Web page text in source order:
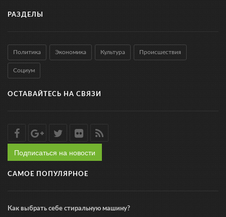
РАЗДЕЛЫ
Политика Экономика Культура Происшествия
Социум
ОСТАВАЙТЕСЬ НА СВЯЗИ
Подписаться на новости
САМОЕ ПОПУЛЯРНОЕ
Как выбрать себе стиральную машину?